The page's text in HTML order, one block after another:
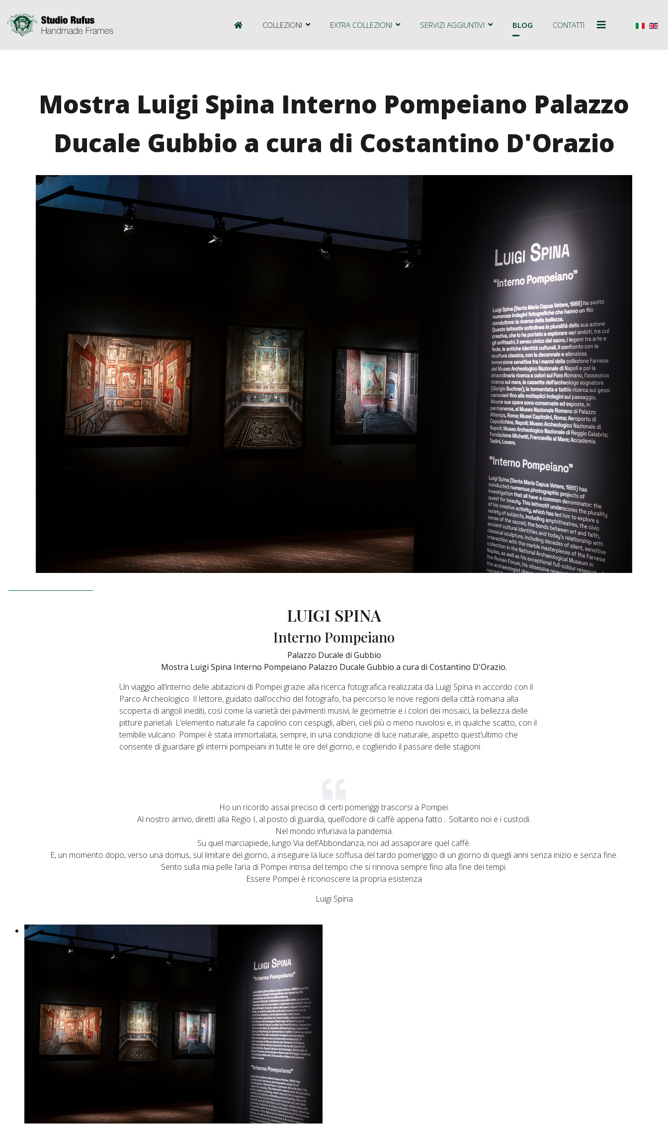
COLLEZIONI EXTRA COLLEZIONI SERVIZI AGGIUNTIVI BLOG CONTATTI
Mostra Luigi Spina Interno Pompeiano Palazzo
Ducale Gubbio a cura di Costantino D'Orazio
LUIGI SPINA
Interno Pompeiano
Palazzo Ducale di Gubbio
Mostra Luigi Spina Interno Pompeiano Palazzo Ducale Gubbio a cura di Costantino D'Orazio.
Un viaggio all’interno delle abitazioni di Pompei grazie alla ricerca fotografica realizzata da Luigi Spina in accordo con il
Parco Archeologico. Il lettore, guidato dall’occhio del fotografo, ha percorso le nove regioni della città romana alla
scoperta di angoli inediti, così come la varietà dei pavimenti musivi, le geometrie e i colori dei mosaici, la bellezza delle
pitture parietali. L’elemento naturale fa capolino con cespugli, alberi, cieli più o meno nuvolosi e, in qualche scatto, con il
temibile vulcano. Pompei è stata immortalata, sempre, in una condizione di luce naturale, aspetto quest’ultimo che
consente di guardare gli interni pompeiani in tutte le ore del giorno, e cogliendo il passare delle stagioni.
Ho un ricordo assai preciso di certi pomeriggi trascorsi a Pompei.
Al nostro arrivo, diretti alla Regio I, al posto di guardia, quell’odore di caffè appena fatto... Soltanto noi e i custodi.
Nel mondo infuriava la pandemia.
Su quel marciapiede, lungo Via dell’Abbondanza, noi ad assaporare quel caffè.
E, un momento dopo, verso una domus, sul limitare del giorno, a inseguire la luce soffusa del tardo pomeriggio di un giorno di quegli anni senza inizio e senza fine.
Sento sulla mia pelle l’aria di Pompei intrisa del tempo che si rinnova sempre fino alla fine dei tempi.
Essere Pompei è riconoscere la propria esistenza
Luigi Spina